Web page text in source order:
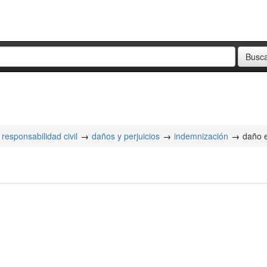
responsabilidad civil daños y perjuicios indemnización daño